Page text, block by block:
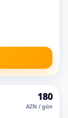
180
AZN / gün